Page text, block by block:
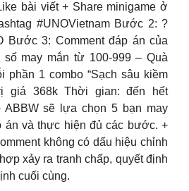
bài viết + Share minigame ở
#UNOVietnam Bước 2: ?
Bước 3: Comment đáp án của
số may mắn từ 100-999 – Quà
phần 1 combo “Sạch sâu kiềm
giá 368k Thời gian: đến hết
ABBW sẽ lựa chọn 5 bạn may
án và thực hiện đủ các bước. +
không có dấu hiệu chỉnh
xảy ra tranh chấp, quyết định
cuối cùng.